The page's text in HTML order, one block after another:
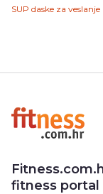
SUP daske za veslanje
fitness portal